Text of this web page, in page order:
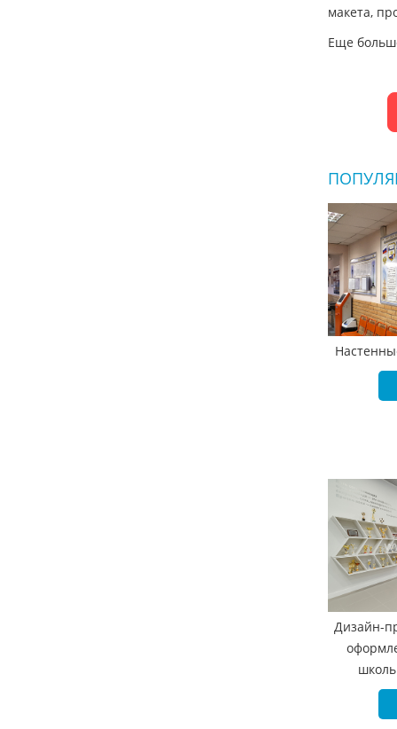
макета,
Еще
Дизайн-